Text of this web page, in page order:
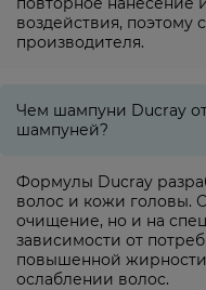
воздействия, поэтому
производителя.
Чем шампуни Ducray
шампуней?
Формулы Ducray
волос и кожи головы.
очищение, но и на
зависимости от
повышенной
ослаблении волос.